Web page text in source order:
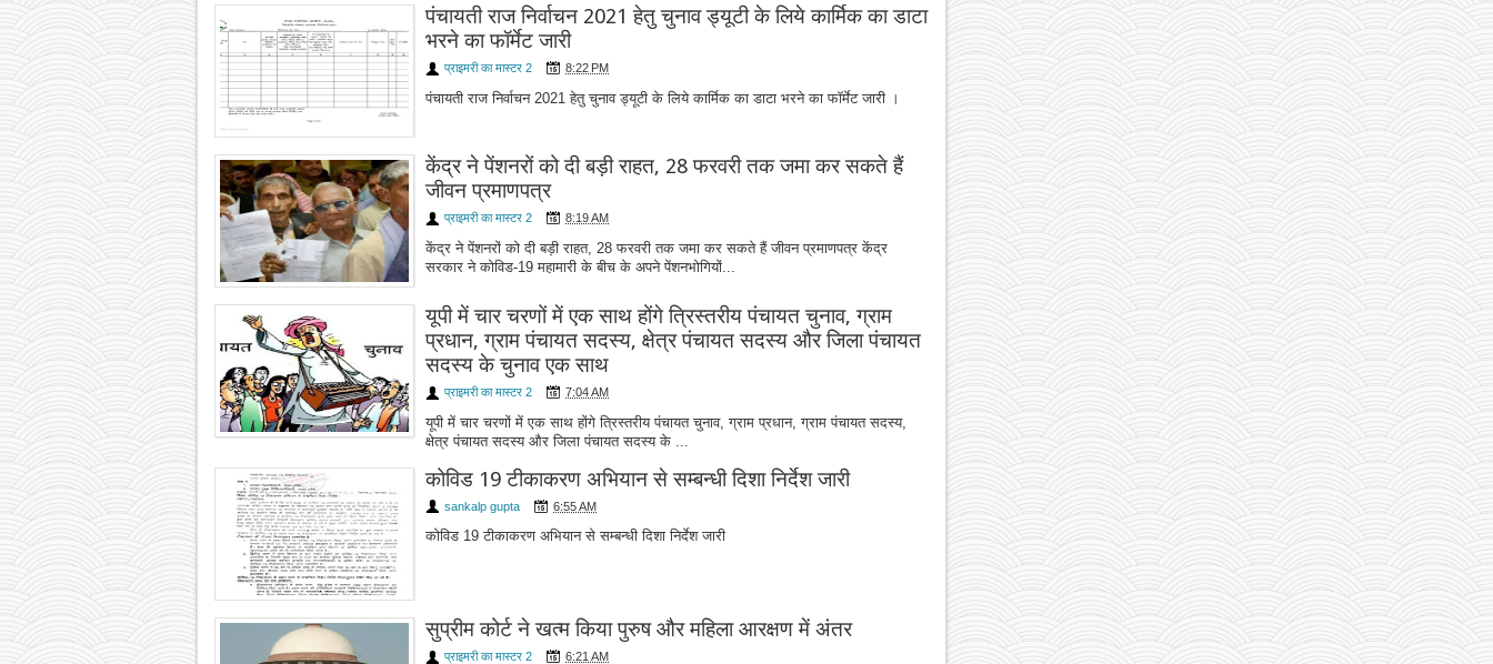
पंचायती राज निर्वाचन 2021 हेतु चुनाव ड्यूटी के लिये कार्मिक का डाटा
भरने का फॉर्मेट जारी
प्राइमरी का मास्टर 2 8:22 PM
पंचायती राज निर्वाचन 2021 हेतु चुनाव ड्यूटी के लिये कार्मिक का डाटा भरने का फॉर्मेट जारी ।
केंद्र ने पेंशनरों को दी बड़ी राहत, 28 फरवरी तक जमा कर सकते हैं
जीवन प्रमाणपत्र
प्राइमरी का मास्टर 2 8:19 AM
केंद्र ने पेंशनरों को दी बड़ी राहत, 28 फरवरी तक जमा कर सकते हैं जीवन प्रमाणपत्र केंद्र
सरकार ने कोविड-19 महामारी के बीच के अपने पेंशनभोगियों...
यूपी में चार चरणों में एक साथ होंगे त्रिस्तरीय पंचायत चुनाव, ग्राम
प्रधान, ग्राम पंचायत सदस्य, क्षेत्र पंचायत सदस्य और जिला पंचायत
सदस्य के चुनाव एक साथ
प्राइमरी का मास्टर 2 7:04 AM
यूपी में चार चरणों में एक साथ होंगे त्रिस्तरीय पंचायत चुनाव, ग्राम प्रधान, ग्राम पंचायत सदस्य,
क्षेत्र पंचायत सदस्य और जिला पंचायत सदस्य के ...
कोविड 19 टीकाकरण अभियान से सम्बन्धी दिशा निर्देश जारी
sankalp gupta 6:55 AM
कोविड 19 टीकाकरण अभियान से सम्बन्धी दिशा निर्देश जारी
सुप्रीम कोर्ट ने खत्म किया पुरुष और महिला आरक्षण में अंतर
प्राइमरी का मास्टर 2 6:21 AM